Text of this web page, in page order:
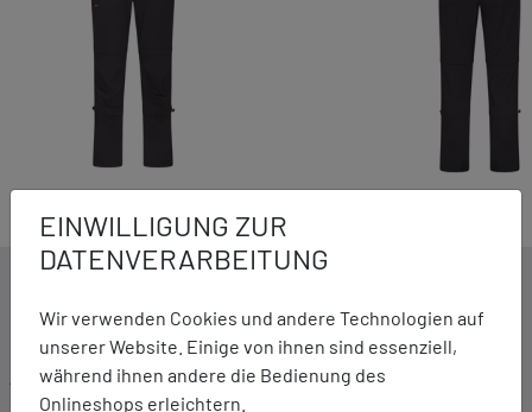
EINWILLIGUNG ZUR
DATENVERARBEITUNG
Wir verwenden Cookies und andere Technologien auf
unserer Website. Einige von ihnen sind essenziell,
während ihnen andere die Bedienung des
Onlineshops erleichtern.
Ausstattung:
3in1 Hose